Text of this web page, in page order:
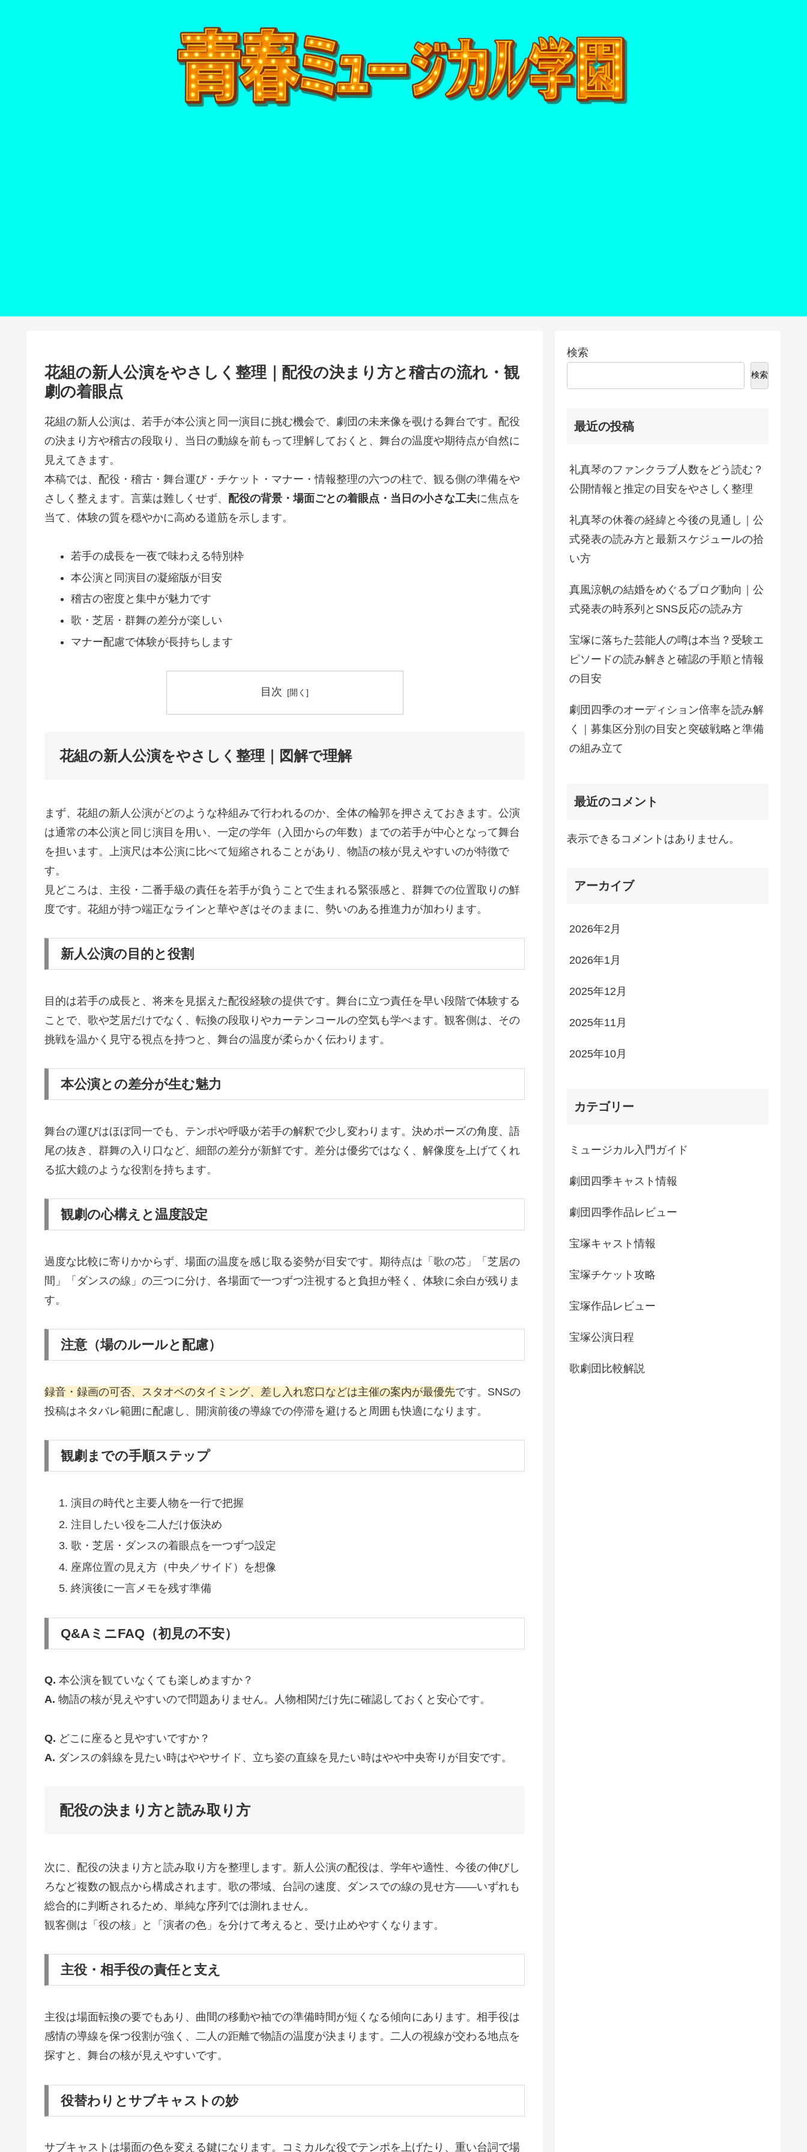
花組の新人公演をやさしく整理｜配役の決まり方と稽古の流れ・観
劇の着眼点
花組の新人公演は、若手が本公演と同一演目に挑む機会で、劇団の未来像を覗ける舞台です。配役
の決まり方や稽古の段取り、当日の動線を前もって理解しておくと、舞台の温度や期待点が自然に
見えてきます。
本稿では、配役・稽古・舞台運び・チケット・マナー・情報整理の六つの柱で、観る側の準備をや
さしく整えます。言葉は難しくせず、 配役の背景・場面ごとの着眼点・当日の小さな工夫に焦点を
当て、体験の質を穏やかに高める道筋を示します。
若手の成長を一夜で味わえる特別枠
本公演と同演目の凝縮版が目安
稽古の密度と集中が魅力です
歌・芝居・群舞の差分が楽しい
マナー配慮で体験が長持ちします
目次
花組の新人公演をやさしく整理｜図解で理解
まず、花組の新人公演がどのような枠組みで行われるのか、全体の輪郭を押さえておきます。公演
は通常の本公演と同じ演目を用い、一定の学年（入団からの年数）までの若手が中心となって舞台
を担います。上演尺は本公演に比べて短縮されることがあり、物語の核が見えやすいのが特徴で
す。
見どころは、主役・二番手級の責任を若手が負うことで生まれる緊張感と、群舞での位置取りの鮮
度です。花組が持つ端正なラインと華やぎはそのままに、勢いのある推進力が加わります。
新人公演の目的と役割
目的は若手の成長と、将来を見据えた配役経験の提供です。舞台に立つ責任を早い段階で体験する
ことで、歌や芝居だけでなく、転換の段取りやカーテンコールの空気も学べます。観客側は、その
挑戦を温かく見守る視点を持つと、舞台の温度が柔らかく伝わります。
本公演との差分が生む魅力
舞台の運びはほぼ同一でも、テンポや呼吸が若手の解釈で少し変わります。決めポーズの角度、語
尾の抜き、群舞の入り口など、細部の差分が新鮮です。差分は優劣ではなく、解像度を上げてくれ
る拡大鏡のような役割を持ちます。
観劇の心構えと温度設定
過度な比較に寄りかからず、場面の温度を感じ取る姿勢が目安です。期待点は「歌の芯」「芝居の
間」「ダンスの線」の三つに分け、各場面で一つずつ注視すると負担が軽く、体験に余白が残りま
す。
注意（場のルールと配慮）
録音・録画の可否、スタオベのタイミング、差し入れ窓口などは主催の案内が最優先です。SNSの
投稿はネタバレ範囲に配慮し、開演前後の導線での停滞を避けると周囲も快適になります。
観劇までの手順ステップ
演目の時代と主要人物を一行で把握
注目したい役を二人だけ仮決め
歌・芝居・ダンスの着眼点を一つずつ設定
座席位置の見え方（中央／サイド）を想像
終演後に一言メモを残す準備
Q&AミニFAQ（初見の不安）
Q. 本公演を観ていなくても楽しめますか？
A. 物語の核が見えやすいので問題ありません。人物相関だけ先に確認しておくと安心です。
Q. どこに座ると見やすいですか？
A. ダンスの斜線を見たい時はややサイド、立ち姿の直線を見たい時はやや中央寄りが目安です。
配役の決まり方と読み取り方
次に、配役の決まり方と読み取り方を整理します。新人公演の配役は、学年や適性、今後の伸びし
ろなど複数の観点から構成されます。歌の帯域、台詞の速度、ダンスでの線の見せ方――いずれも
総合的に判断されるため、単純な序列では測れません。
観客側は「役の核」と「演者の色」を分けて考えると、受け止めやすくなります。
主役・相手役の責任と支え
主役は場面転換の要でもあり、曲間の移動や袖での準備時間が短くなる傾向にあります。相手役は
感情の導線を保つ役割が強く、二人の距離で物語の温度が決まります。二人の視線が交わる地点を
探すと、舞台の核が見えやすいです。
役替わりとサブキャストの妙
サブキャストは場面の色を変える鍵になります。コミカルな役でテンポを上げたり、重い台詞で場
検索
検索
最近の投稿
礼真琴のファンクラブ人数をどう読む？
公開情報と推定の目安をやさしく整理
礼真琴の休養の経緯と今後の見通し｜公
式発表の読み方と最新スケジュールの拾
い方
真風涼帆の結婚をめぐるブログ動向｜公
式発表の時系列とSNS反応の読み方
宝塚に落ちた芸能人の噂は本当？受験エ
ピソードの読み解きと確認の手順と情報
の目安
劇団四季のオーディション倍率を読み解
く｜募集区分別の目安と突破戦略と準備
の組み立て
最近のコメント
表示できるコメントはありません。
アーカイブ
2026年2月
2026年1月
2025年12月
2025年11月
2025年10月
カテゴリー
ミュージカル入門ガイド
劇団四季キャスト情報
劇団四季作品レビュー
宝塚キャスト情報
宝塚チケット攻略
宝塚作品レビュー
宝塚公演日程
歌劇団比較解説